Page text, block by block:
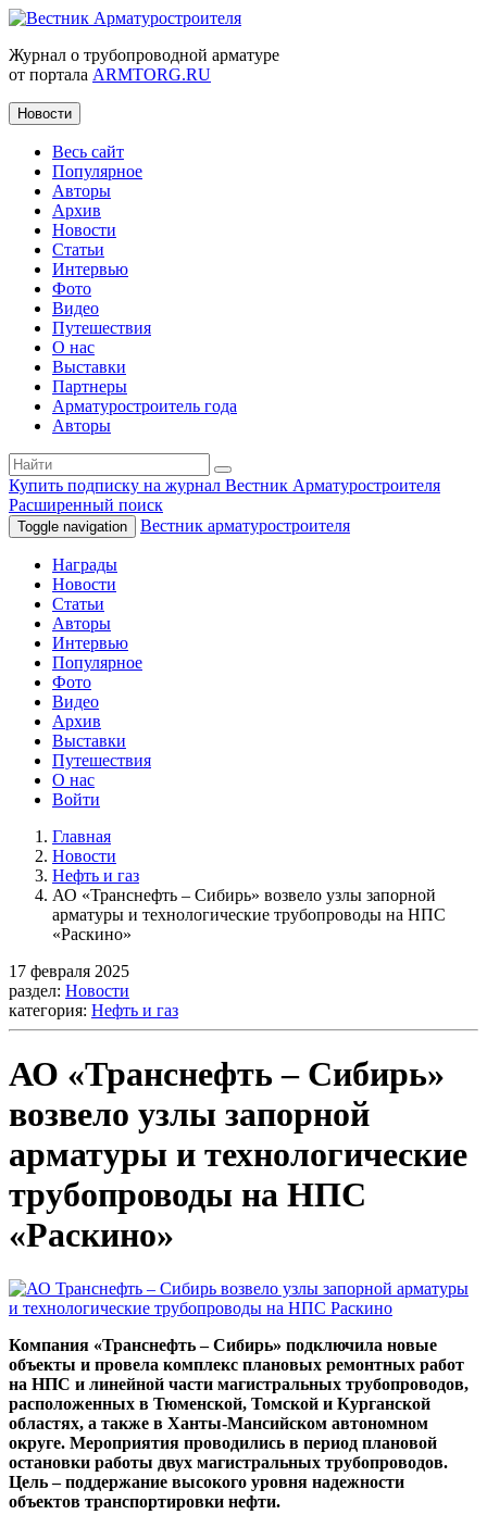
Журнал о трубопроводной арматуре
от портала ARMTORG.RU
Новости
Весь сайт
Популярное
Авторы
Архив
Новости
Статьи
Интервью
Фото
Видео
Путешествия
О нас
Выставки
Партнеры
Арматуростроитель года
Авторы
Купить подписку на журнал Вестник Арматуростроителя
Расширенный поиск
Toggle navigation Вестник арматуростроителя
Награды
Новости
Статьи
Авторы
Интервью
Популярное
Фото
Видео
Архив
Выставки
Путешествия
О нас
Войти
Главная
Новости
Нефть и газ
АО «Транснефть – Сибирь» возвело узлы запорной
арматуры и технологические трубопроводы на НПС
«Раскино»
17 февраля 2025
раздел: Новости
категория: Нефть и газ
АО «Транснефть – Сибирь»
возвело узлы запорной
арматуры и технологические
трубопроводы на НПС
«Раскино»
Компания «Транснефть – Сибирь» подключила новые
объекты и провела комплекс плановых ремонтных работ
на НПС и линейной части магистральных трубопроводов,
расположенных в Тюменской, Томской и Курганской
областях, а также в Ханты-Мансийском автономном
округе. Мероприятия проводились в период плановой
остановки работы двух магистральных трубопроводов.
Цель – поддержание высокого уровня надежности
объектов транспортировки нефти.